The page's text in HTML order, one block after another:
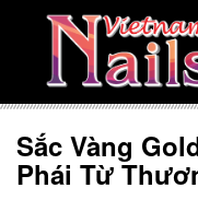
Sắc Vàng
Phái Từ